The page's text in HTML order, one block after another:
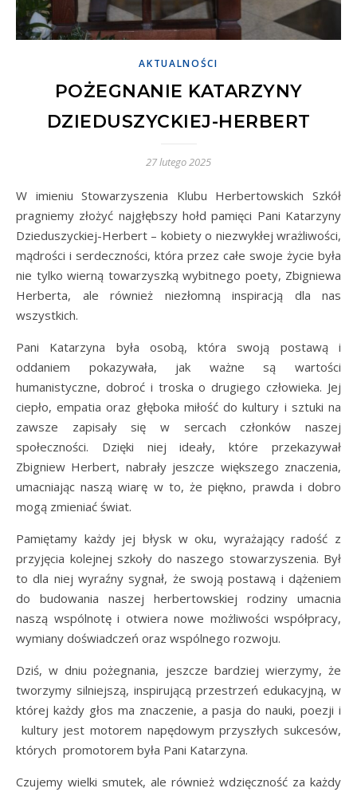
AKTUALNOŚCI
POŻEGNANIE KATARZYNY
DZIEDUSZYCKIEJ-HERBERT
27 lutego 2025
W imieniu Stowarzyszenia Klubu Herbertowskich Szkół
pragniemy złożyć najgłębszy hołd pamięci Pani Katarzyny
Dzieduszyckiej-Herbert – kobiety o niezwykłej wrażliwości,
mądrości i serdeczności, która przez całe swoje życie była
nie tylko wierną towarzyszką wybitnego poety, Zbigniewa
Herberta, ale również niezłomną inspiracją dla nas
wszystkich.
Pani Katarzyna była osobą, która swoją postawą i
oddaniem pokazywała, jak ważne są wartości
humanistyczne, dobroć i troska o drugiego człowieka. Jej
ciepło, empatia oraz głęboka miłość do kultury i sztuki na
zawsze zapisały się w sercach członków naszej
społeczności. Dzięki niej ideały, które przekazywał
Zbigniew Herbert, nabrały jeszcze większego znaczenia,
umacniając naszą wiarę w to, że piękno, prawda i dobro
mogą zmieniać świat.
Pamiętamy każdy jej błysk w oku, wyrażający radość z
przyjęcia kolejnej szkoły do naszego stowarzyszenia. Był
to dla niej wyraźny sygnał, że swoją postawą i dążeniem
do budowania naszej herbertowskiej rodziny umacnia
naszą wspólnotę i otwiera nowe możliwości współpracy,
wymiany doświadczeń oraz wspólnego rozwoju.
Dziś, w dniu pożegnania, jeszcze bardziej wierzymy, że
tworzymy silniejszą, inspirującą przestrzeń edukacyjną, w
której każdy głos ma znaczenie, a pasja do nauki, poezji i
kultury jest motorem napędowym przyszłych sukcesów,
których promotorem była Pani Katarzyna.
Czujemy wielki smutek, ale również wdzięczność za każdy